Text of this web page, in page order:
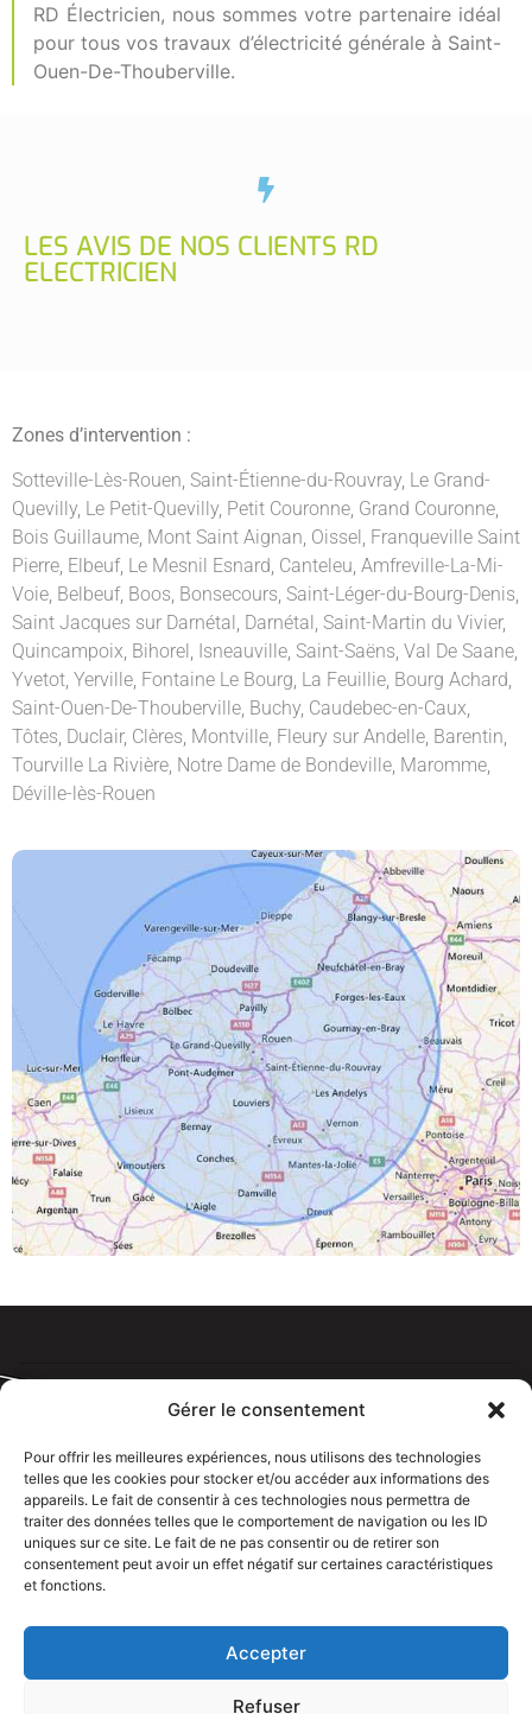
Gérer le consentement
Pour offrir les meilleures expériences, nous utilisons des technologies
telles que les cookies pour stocker et/ou accéder aux informations des
appareils. Le fait de consentir à ces technologies nous permettra de
traiter des données telles que le comportement de navigation ou les ID
uniques sur ce site. Le fait de ne pas consentir ou de retirer son
consentement peut avoir un effet négatif sur certaines caractéristiques
et fonctions.
Accepter
Refuser
RD Électricien, nous sommes votre partenaire idéal
pour tous vos travaux d’électricité générale à Saint-
Ouen-De-Thouberville.
LES AVIS DE NOS CLIENTS RD
ELECTRICIEN
Zones d’intervention :
Sotteville-Lès-Rouen, Saint-Étienne-du-Rouvray, Le Grand-
Quevilly, Le Petit-Quevilly, Petit Couronne, Grand Couronne,
Bois Guillaume, Mont Saint Aignan, Oissel , Franqueville Saint
Pierre, Elbeuf, Le Mesnil Esnard, Canteleu, Amfreville-La-Mi-
Voie, Belbeuf, Boos, Bonsecours, Saint-Léger-du-Bourg-Denis,
Saint Jacques sur Darnétal , Darnétal , Saint-Martin du Vivier,
Quincampoix, Bihorel , Isneauville, Saint-Saëns, Val De Saane,
Yvetot, Yerville, Fontaine Le Bourg, La Feuillie, Bourg Achard,
Saint-Ouen-De-Thouberville, Buchy, Caudebec-en-Caux,
Tôtes, Duclair, Clères, Montville, Fleury sur Andelle, Barentin,
Tourville La Rivière, Notre Dame de Bondeville, Maromme,
Déville-lès-Rouen
Tous droits réservé @rdelectricien.fr –Mentions légales–
Recrutement–
Siege social :82 rue Jeanne d’Arc – 76000 Rouen
Bureau et showroom :